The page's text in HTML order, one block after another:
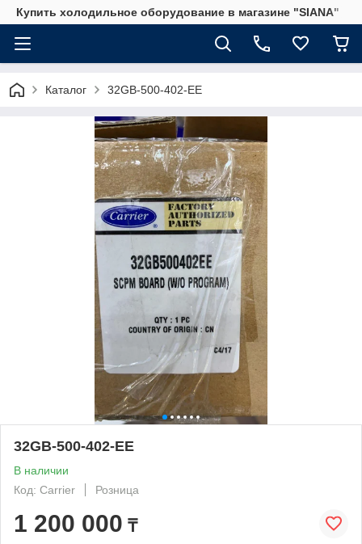
Купить холодильное оборудование в магазине "SIANA"
Каталог 32GB-500-402-EE
32GB-500-402-EE
В наличии
Код: Carrier
Розница
1 200 000 ₸